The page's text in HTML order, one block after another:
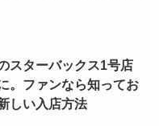
スターバックス1号店
。ファンなら知ってお
しい入店方法